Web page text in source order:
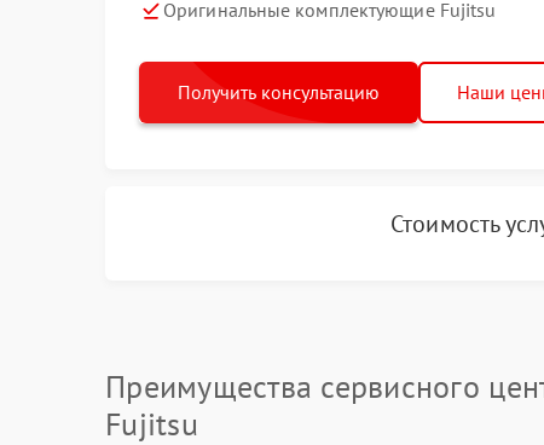
Оригинальные комплектующие Fujitsu
Получить консультацию Наши
Стоимость
Преимущества сервисного
Fujitsu